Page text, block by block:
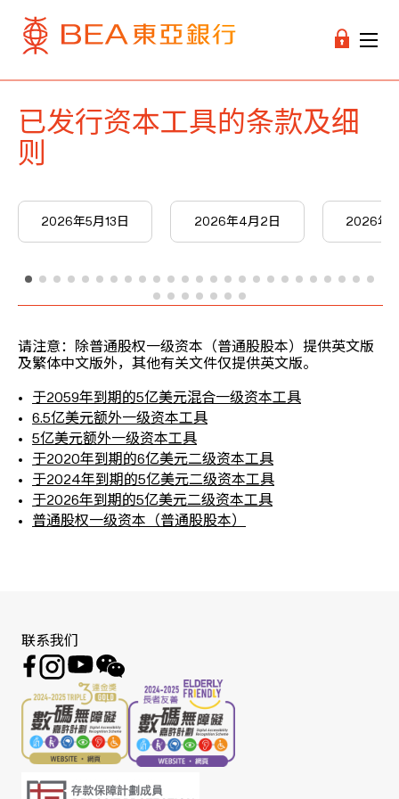
已发行资本工具的条款及细
则
2026年5月13日 2026年4月2日 2026年3
请注意：除普通股权一级资本（普通股股本）提供英文版
及繁体中文版外，其他有关文件仅提供英文版。
于2059年到期的5亿美元混合一级资本工具
6.5亿美元额外一级资本工具
5亿美元额外一级资本工具
于2020年到期的6亿美元二级资本工具
于2024年到期的5亿美元二级资本工具
于2026年到期的5亿美元二级资本工具
普通股权一级资本（普通股股本）
联系我们